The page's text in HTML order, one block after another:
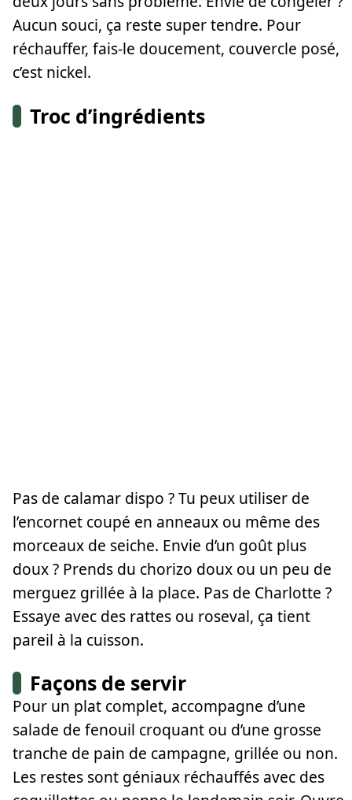
Aucun souci, ça reste super tendre. Pour
réchauffer, fais-le doucement, couvercle posé,
c’est nickel.
Troc d’ingrédients
Pas de calamar dispo ? Tu peux utiliser de
l’encornet coupé en anneaux ou même des
morceaux de seiche. Envie d’un goût plus
doux ? Prends du chorizo doux ou un peu de
merguez grillée à la place. Pas de Charlotte ?
Essaye avec des rattes ou roseval, ça tient
pareil à la cuisson.
Façons de servir
Pour un plat complet, accompagne d’une
salade de fenouil croquant ou d’une grosse
tranche de pain de campagne, grillée ou non.
Les restes sont géniaux réchauffés avec des